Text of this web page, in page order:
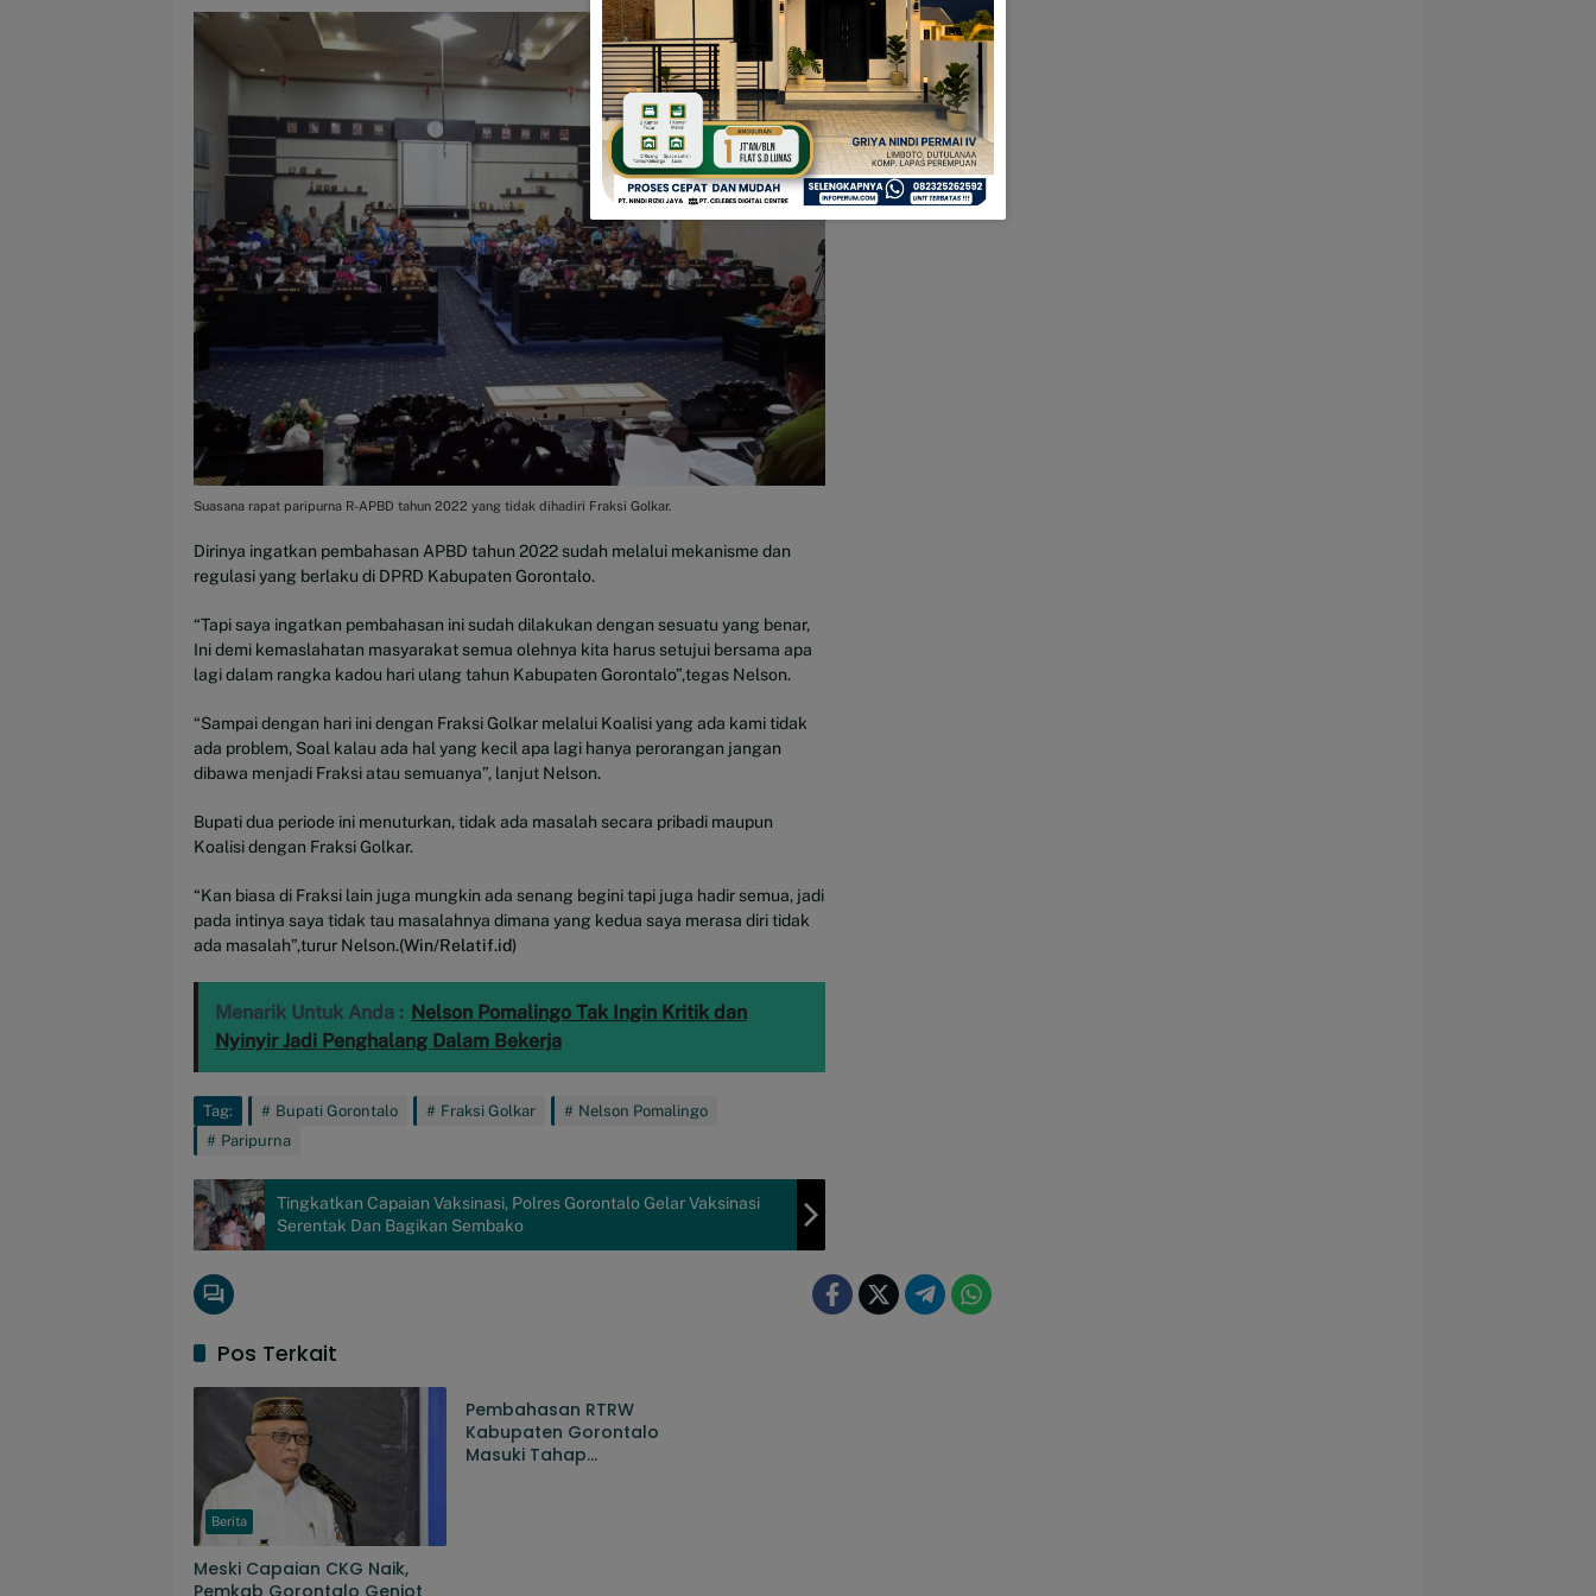
Suasana rapat paripurna R-APBD tahun 2022 yang tidak dihadiri Fraksi Golkar.
Dirinya ingatkan pembahasan APBD tahun 2022 sudah melalui mekanisme dan
regulasi yang berlaku di DPRD Kabupaten Gorontalo.
“Tapi saya ingatkan pembahasan ini sudah dilakukan dengan sesuatu yang benar,
Ini demi kemaslahatan masyarakat semua olehnya kita harus setujui bersama apa
lagi dalam rangka kadou hari ulang tahun Kabupaten Gorontalo”,tegas Nelson.
“Sampai dengan hari ini dengan Fraksi Golkar melalui Koalisi yang ada kami tidak
ada problem, Soal kalau ada hal yang kecil apa lagi hanya perorangan jangan
dibawa menjadi Fraksi atau semuanya”, lanjut Nelson.
Bupati dua periode ini menuturkan, tidak ada masalah secara pribadi maupun
Koalisi dengan Fraksi Golkar.
“Kan biasa di Fraksi lain juga mungkin ada senang begini tapi juga hadir semua, jadi
pada intinya saya tidak tau masalahnya dimana yang kedua saya merasa diri tidak
ada masalah”,turur Nelson.(Win/Relatif.id)
Menarik Untuk Anda : Nelson Pomalingo Tak Ingin Kritik dan
Nyinyir Jadi Penghalang Dalam Bekerja
Tag: Bupati Gorontalo Fraksi Golkar
Nelson Pomalingo
Paripurna
Tingkatkan Capaian Vaksinasi, Polres Gorontalo Gelar Vaksinasi
Serentak Dan Bagikan Sembako
Pos Terkait
Berita
Meski Capaian CKG Naik,
Pembahasan RTRW
Kabupaten Gorontalo
Masuki Tahap